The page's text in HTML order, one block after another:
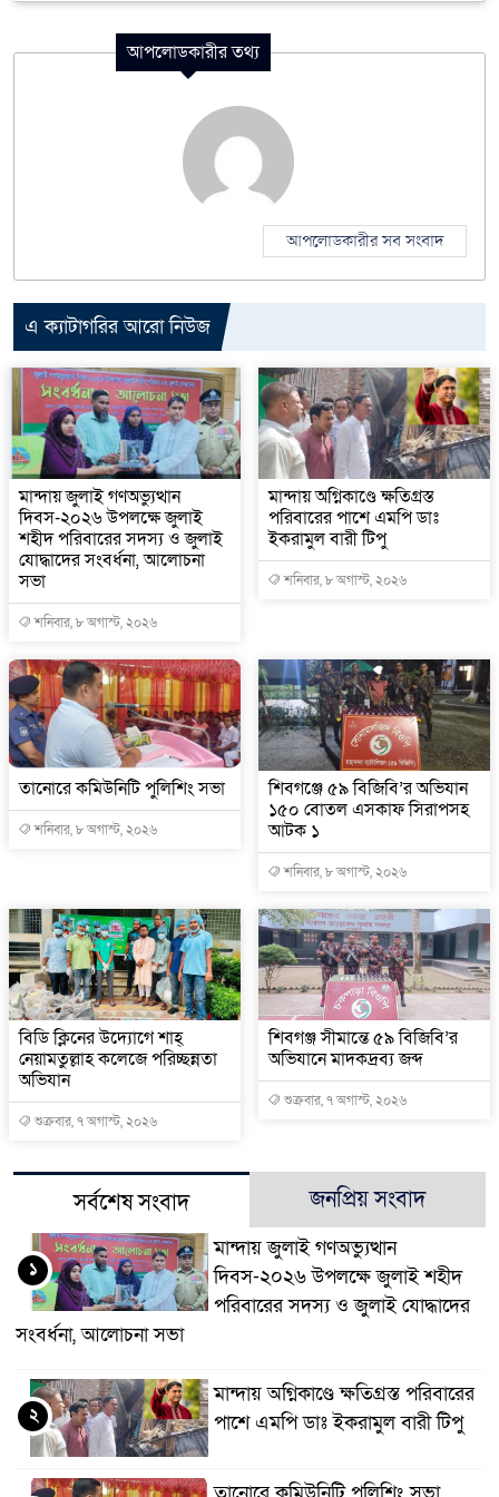
আপলোডকারীর তথ্য
আপলোডকারীর সব সংবাদ
এ ক্যাটাগরির আরো নিউজ
মান্দায় জুলাই গণঅভ্যুত্থান
দিবস-২০২৬ উপলক্ষে জুলাই
শহীদ পরিবারের সদস্য ও জুলাই
যোদ্ধাদের সংবর্ধনা, আলোচনা
সভা
শনিবার, ৮ অগাস্ট, ২০২৬
মান্দায় অগ্নিকাণ্ডে ক্ষতিগ্রস্ত
পরিবারের পাশে এমপি ডাঃ
ইকরামুল বারী টিপু
শনিবার, ৮ অগাস্ট, ২০২৬
তানোরে কমিউনিটি পুলিশিং সভা
শনিবার, ৮ অগাস্ট, ২০২৬
শিবগঞ্জে ৫৯ বিজিবি’র অভিযান
১৫০ বোতল এসকাফ সিরাপসহ
আটক ১
শনিবার, ৮ অগাস্ট, ২০২৬
বিডি ক্লিনের উদ্যোগে শাহ্
নেয়ামতুল্লাহ কলেজে পরিচ্ছন্নতা
অভিযান
শুক্রবার, ৭ অগাস্ট, ২০২৬
শিবগঞ্জ সীমান্তে ৫৯ বিজিবি’র
অভিযানে মাদকদ্রব্য জব্দ
শুক্রবার, ৭ অগাস্ট, ২০২৬
সর্বশেষ সংবাদ জনপ্রিয় সংবাদ
মান্দায় জুলাই গণঅভ্যুত্থান
দিবস-২০২৬ উপলক্ষে জুলাই শহীদ
পরিবারের সদস্য ও জুলাই যোদ্ধাদের
সংবর্ধনা, আলোচনা সভা
১
মান্দায় অগ্নিকাণ্ডে ক্ষতিগ্রস্ত পরিবারের
পাশে এমপি ডাঃ ইকরামুল বারী টিপু
২